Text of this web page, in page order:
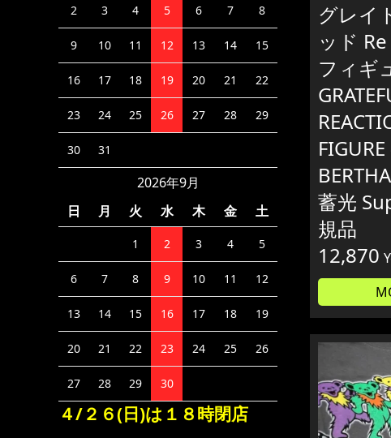
2 3 4 5 6 7 8
9 10 11 12 13 14 15
16 17 18 19 20 21 22
23 24 25 26 27 28 29
30 31
2026年9月
日
月 火 水 木 金 土
1 2 3 4 5
6 7 8 9 10 11 12
13 14 15 16 17 18 19
20 21 22 23 24 25 26
27 28 29 30
４/２６(日)は１８時閉店
グレイ
ッド
フィギ
FIGURE
蓄光
規品
12,870